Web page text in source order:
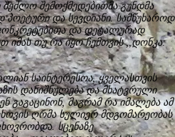
შემოქმედებითმა გუნდმა
და სევდიანი. სამწუხაროდ
და დეტალურად
იმას თუ რა იყო ჩემთვის ,,დონკა:
საინტერესოა, ყველასთვის
დანიშნულება და მხატვრული
გაგაცინონ, მაგრამ რა იმალება ამ
ღრმა სულიერ მდგომარეობას
სცენაზე